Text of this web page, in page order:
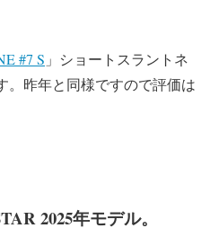
#7 S 」ショートスラントネ
。昨年と同様ですので評価は
2025年モデル。